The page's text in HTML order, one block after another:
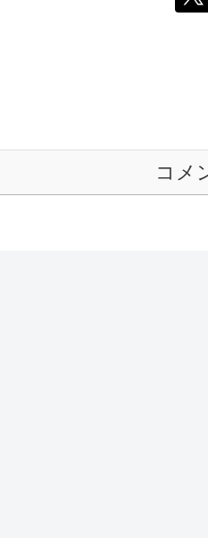
コメ